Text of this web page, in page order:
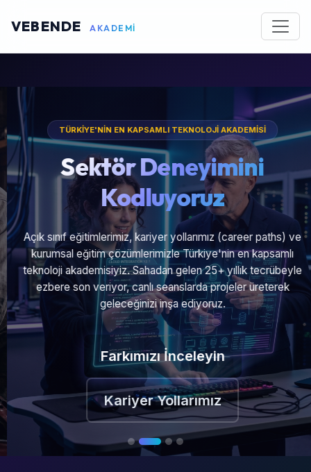
VEBENDE AKADEMİ
TÜRKİYE'NİN EN KAPSAMLI TEKNOLOJİ AKADEMİSİ
Sektör Deneyimini
Kodluyoruz
Açık sınıf eğitimlerimiz, kariyer yollarımız (career paths) ve
kurumsal eğitim çözümlerimizle Türkiye'nin en kapsamlı
teknoloji akademisiyiz. Sahadan gelen 25+ yıllık tecrübeyle
ezbere son veriyor, canlı seanslarda projeler üreterek
geleceğinizi inşa ediyoruz.
Farkımızı İnceleyin
Kariyer Yollarımız